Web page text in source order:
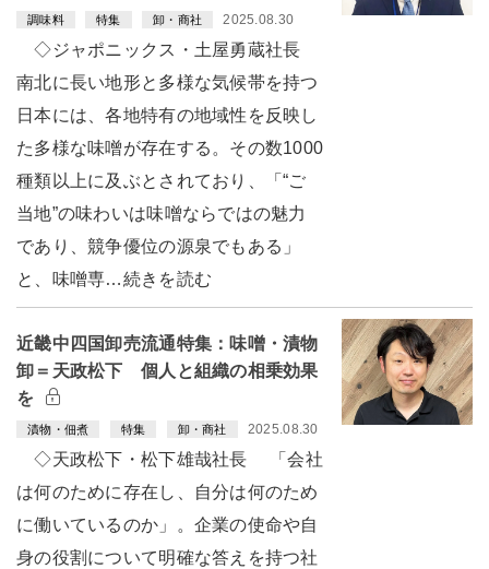
調味料 特集 卸・商社 2025.08.30
◇ジャポニックス・土屋勇蔵社長
南北に長い地形と多様な気候帯を持つ
日本には、各地特有の地域性を反映し
た多様な味噌が存在する。その数1000
種類以上に及ぶとされており、「“ご
当地”の味わいは味噌ならではの魅力
であり、競争優位の源泉でもある」
と、味噌専…続きを読む
近畿中四国卸売流通特集：味噌・漬物
卸＝天政松下 個人と組織の相乗効果
を
漬物・佃煮 特集 卸・商社 2025.08.30
◇天政松下・松下雄哉社長 「会社
は何のために存在し、自分は何のため
に働いているのか」。企業の使命や自
身の役割について明確な答えを持つ社